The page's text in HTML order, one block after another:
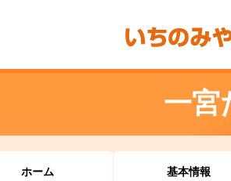
一宮
ホーム 基本情報